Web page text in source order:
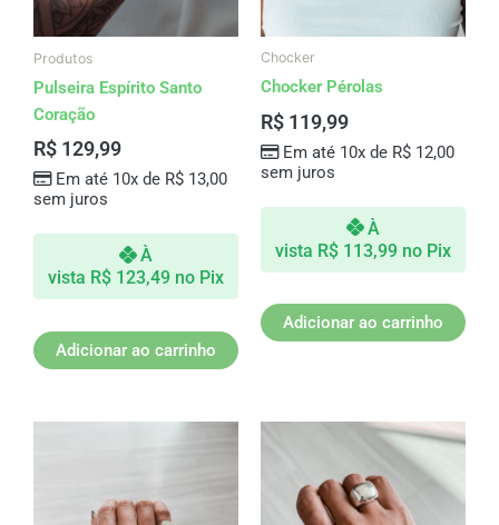
Produtos
Pulseira Espírito Santo
Coração
R$ 129,99
Em até 10x de R$13,00
sem juros
À
vista R$ 123,49 no Pix
Adicionar ao carrinho
Chocker
Chocker Pérolas
R$ 119,99
Em até 10x de R$12,00
sem juros
À
vista R$ 113,99 no Pix
Adicionar ao carrinho
Este
produto
tem
várias